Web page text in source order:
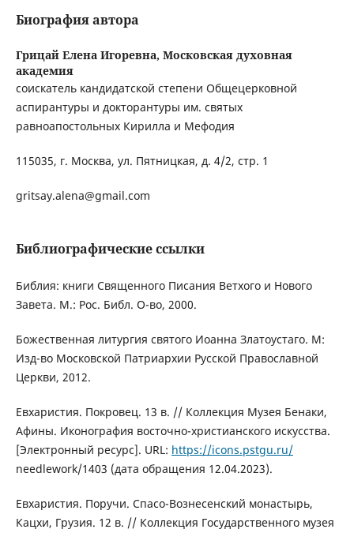
Биография автора
Грицай Елена Игоревна, Московская духовная
академия
соискатель кандидатской степени Общецерковной
аспирантуры и докторантуры им. святых
равноапостольных Кирилла и Мефодия
115035, г. Москва, ул. Пятницкая, д. 4/2, стр. 1
gritsay.alena@gmail.com
Библиографические ссылки
Библия: книги Священного Писания Ветхого и Нового
Завета. М.: Рос. Библ. О-во, 2000.
Божественная литургия святого Иоанна Златоустаго. М:
Изд-во Московской Патриархии Русской Православной
Церкви, 2012.
Евхаристия. Покровец. 13 в. // Коллекция Музея Бенаки,
Афины. Иконография восточно-христианского искусства.
[Электронный ресурс]. URL: https://icons.pstgu.ru/
needlework/1403 (дата обращения 12.04.2023).
Евхаристия. Поручи. Спасо-Вознесенский монастырь,
Кацхи, Грузия. 12 в. // Коллекция Государственного музея